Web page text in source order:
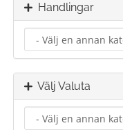
Handlingar
Välj Valuta